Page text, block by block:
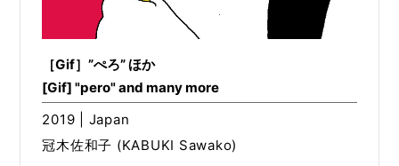
［Gif］”ぺろ” ほか
[Gif] "pero" and many more
2019 | Japan
冠木佐和子 (KABUKI Sawako)